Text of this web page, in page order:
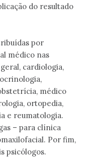
do resultado
por
médico nas
cardiologia,
médico
ortopedia,
e reumatologia.
– para clínica
Por fim,
psicólogos.